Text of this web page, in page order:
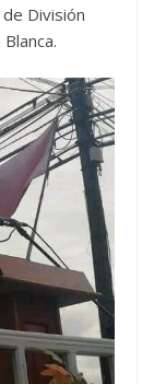
División